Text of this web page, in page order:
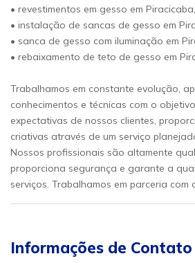
• revestimentos em gesso em
• instalação de sancas de gesso em
• sanca de gesso com iluminação em
• rebaixamento de teto de gesso em
Trabalhamos em constante evolução,
conhecimentos e técnicas com o
expectativas de nossos clientes,
criativas através de um serviço
Nossos profissionais são altamente
proporciona segurança e garante a
serviços. Trabalhamos em parceria com
Informações de Contato